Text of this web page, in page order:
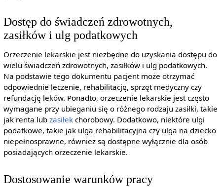
Dostęp do świadczeń zdrowotnych,
zasiłków i ulg podatkowych
Orzeczenie lekarskie jest niezbędne do uzyskania dostępu do
wielu świadczeń zdrowotnych, zasiłków i ulg podatkowych.
Na podstawie tego dokumentu pacjent może otrzymać
odpowiednie leczenie, rehabilitację, sprzęt medyczny czy
refundację leków. Ponadto, orzeczenie lekarskie jest często
wymagane przy ubieganiu się o różnego rodzaju zasiłki, takie
jak renta lub zasiłekchorobowy. Dodatkowo, niektóre ulgi
podatkowe, takie jak ulga rehabilitacyjna czy ulga na dziecko
niepełnosprawne, również są dostępne wyłącznie dla osób
posiadających orzeczenie lekarskie.
Dostosowanie warunków pracy